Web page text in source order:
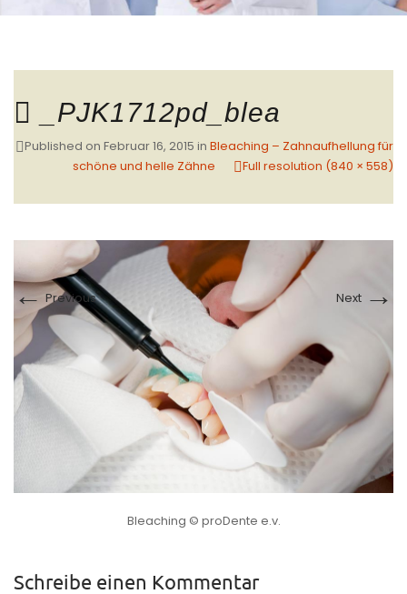
_PJK1712pd_blea
Published on Februar 16, 2015 in Bleaching – Zahnaufhellung für
schöne und helle Zähne
Full resolution (840 × 558)
←Previous Next →
Bleaching © proDente e.v.
Schreibe einen Kommentar